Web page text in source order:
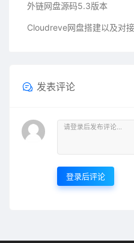
外链网盘源码5.3版本
发表评论
登录后评论